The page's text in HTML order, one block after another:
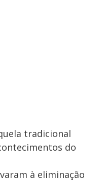
tradicional
do
à eliminação